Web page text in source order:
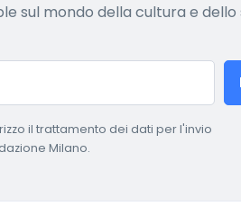
sul mondo della cultura e
il trattamento dei dati per l'invio
Milano.